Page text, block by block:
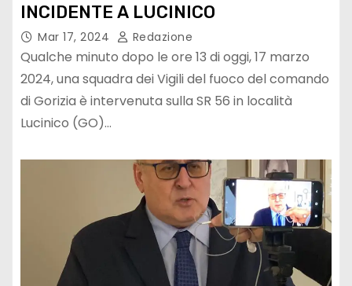
INCIDENTE A LUCINICO
Mar 17, 2024 Redazione
Qualche minuto dopo le ore 13 di oggi, 17 marzo
2024, una squadra dei Vigili del fuoco del comando
di Gorizia è intervenuta sulla SR 56 in località
Lucinico (GO)…